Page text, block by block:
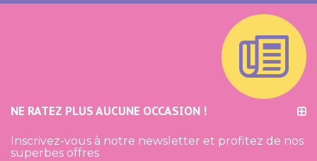
NE RATEZ PLUS AUCUNE OCCASION !
Inscrivez-vous à notre newsletter et profitez de nos
superbes offres